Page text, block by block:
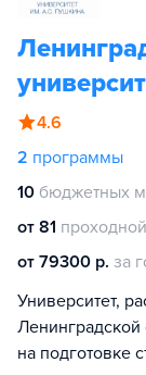
4.6
2 программы
10 бюджетных
от 81
от 79300 р. за
Университет,
Ленинградской
на подготовке